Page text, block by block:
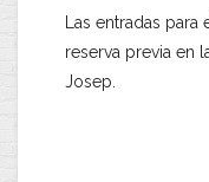
Las entradas
reserva previa en
Josep.